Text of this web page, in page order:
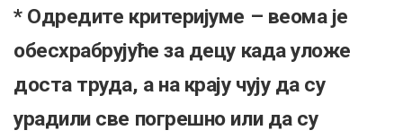
* Одредите критеријуме – веома је
обесхрабрујуће за децу када уложе
доста труда, а на крају чују да су
урадили све погрешно или да су